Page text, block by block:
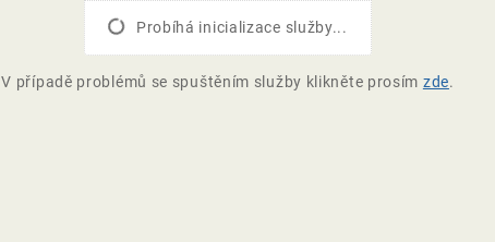
Probíhá inicializace služby...
V případě problémů se spuštěním služby klikněte prosím zde.